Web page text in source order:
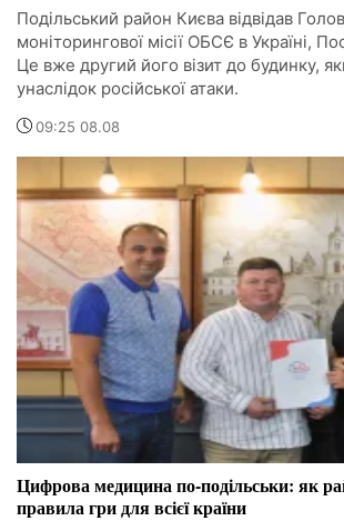
Подільський район Києва відвідав
моніторингової місії ОБСЄ в Україні,
Це вже другий його візит до будинку,
унаслідок російської атаки.
09:25 08.08
Цифрова медицина по-подільськи: як
правила гри для всієї країни